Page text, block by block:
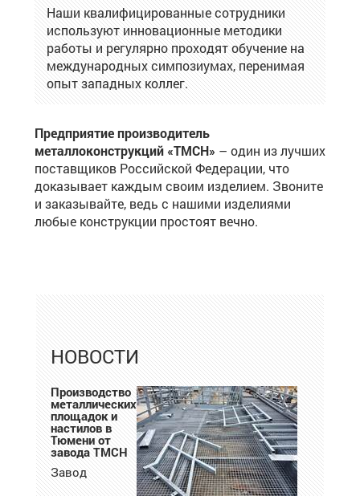
Наши квалифицированные сотрудники
используют инновационные методики
работы и регулярно проходят обучение на
международных симпозиумах, перенимая
опыт западных коллег.
Предприятие производитель
металлоконструкций «ТМСН» – один из лучших
поставщиков Российской Федерации, что
доказывает каждым своим изделием. Звоните
и заказывайте, ведь с нашими изделиями
любые конструкции простоят вечно.
НОВОСТИ
Производство
металлических
площадок и
настилов в
Тюмени от
завода ТМСН
Завод